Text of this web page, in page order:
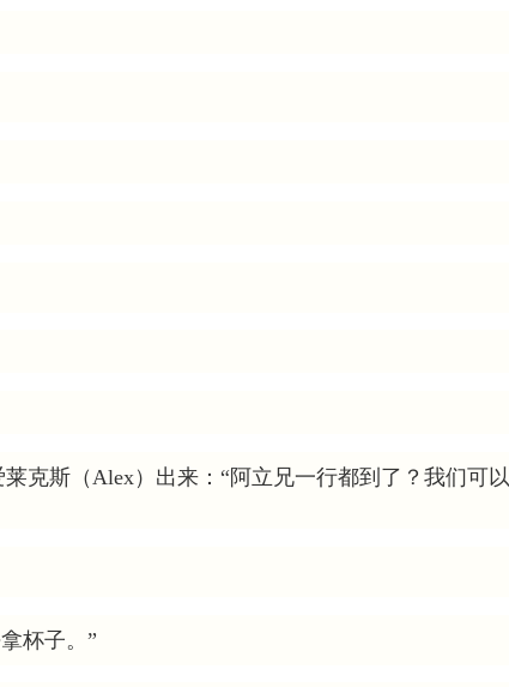
莱克斯（Alex）出来：“阿立兄一行都到了？我们可以
杯子。”